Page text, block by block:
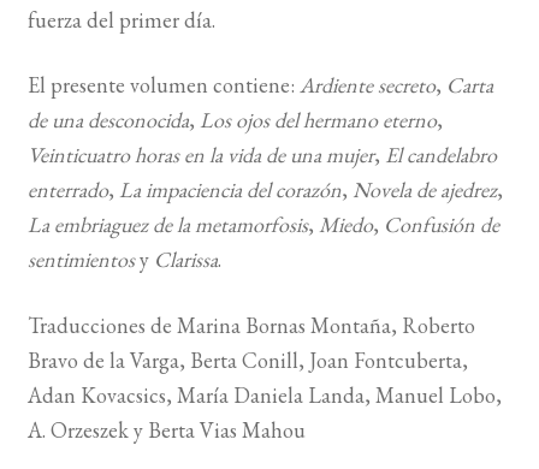
fuerza del primer día.
El presente volumen contiene: Ardiente secreto, Carta
de una desconocida, Los ojos del hermano eterno,
Veinticuatro horas en la vida de una mujer, El candelabro
enterrado, La impaciencia del corazón, Novela de ajedrez,
La embriaguez de la metamorfosis, Miedo, Confusión de
sentimientosy Clarissa.
Traducciones de Marina Bornas Montaña, Roberto
Bravo de la Varga, Berta Conill, Joan Fontcuberta,
Adan Kovacsics, María Daniela Landa, Manuel Lobo,
A. Orzeszek y Berta Vias Mahou